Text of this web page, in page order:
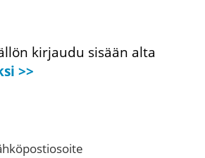
kirjaudu sisään alta
>>